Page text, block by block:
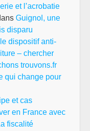
et l’acrobatie
Guignol, une
disparu
dispositif anti-
– chercher
trouvons.fr
qui change pour
et cas
en France avec
fiscalité